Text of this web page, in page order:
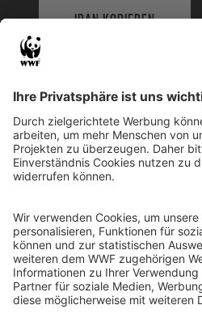
IBAN KOPIEREN
WWF Deutschland
Reinhardtstr. 18
10117 Berlin
Ihre Spende kann steuerlich
Registriert als Stiftung WWF
Justiz Berlin, Az: 3416/976/2
Umsatzsteuer-